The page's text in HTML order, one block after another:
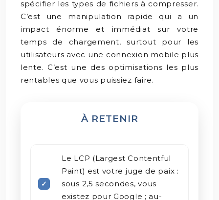
spécifier les types de fichiers à compresser.
C’est une manipulation rapide qui a un
impact énorme et immédiat sur votre
temps de chargement, surtout pour les
utilisateurs avec une connexion mobile plus
lente. C’est une des optimisations les plus
rentables que vous puissiez faire.
À RETENIR
Le LCP (Largest Contentful
Paint) est votre juge de paix :
sous 2,5 secondes, vous
existez pour Google ; au-